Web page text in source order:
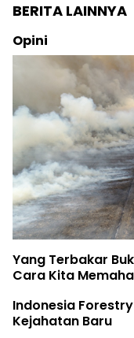
BERITA LAINNYA
Opini
Yang Terbakar
Cara Kita
Indonesia
Kejahatan Baru